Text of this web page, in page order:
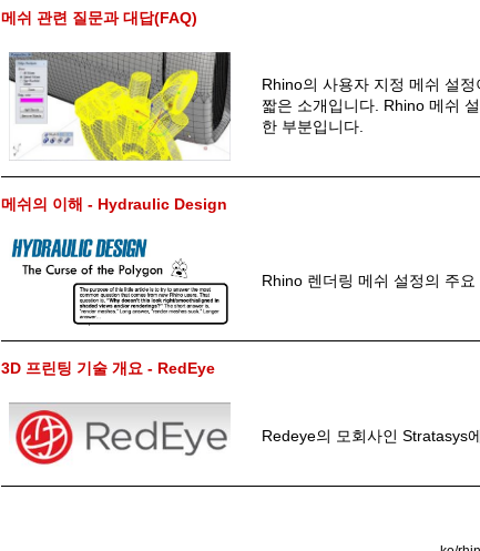
메쉬 관련 질문과 대답(FAQ)
Rhino의 사용자 지정 메쉬 설
짧은 소개입니다. Rhino 메쉬
한 부분입니다.
메쉬의 이해 - Hydraulic Design
Rhino 렌더링 메쉬 설정의 주
3D 프린팅 기술 개요 - RedEye
Redeye의 모회사인 Stratasys